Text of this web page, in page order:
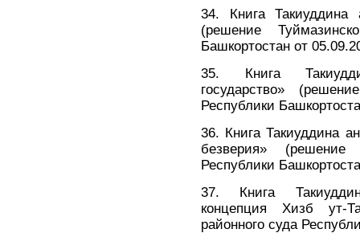
34. Книга
(решение
Башкортостан от
35. Книга
государство»
Республики
36. Книга Такиуддина
безверия» (решение
Республики
37. Книга
концепция Хизб ут-
районного суда